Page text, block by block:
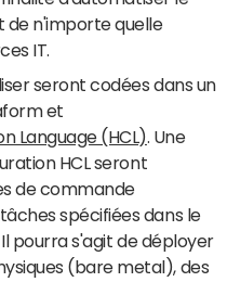
de n'importe quelle
IT.
seront codées dans un
et
Language (HCL) . Une
HCL seront
de commande
spécifiées dans le
pourra s'agit de déployer
(bare metal), des